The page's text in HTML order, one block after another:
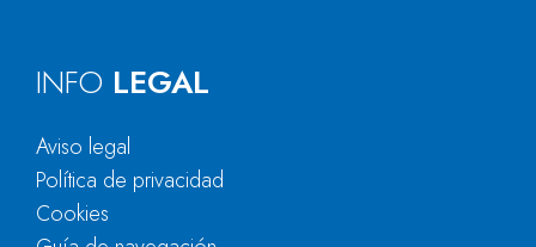
INFO LEGAL
Aviso legal
Política de privacidad
Cookies